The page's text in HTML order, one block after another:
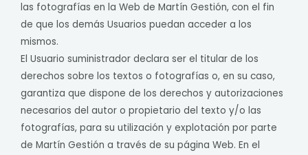
las fotografías en la Web de Martín Gestión, con el fin
de que los demás Usuarios puedan acceder a los
mismos.
El Usuario suministrador declara ser el titular de los
derechos sobre los textos o fotografías o, en su caso,
garantiza que dispone de los derechos y autorizaciones
necesarios del autor o propietario del texto y/o las
fotografías, para su utilización y explotación por parte
de Martín Gestión a través de su página Web. En el